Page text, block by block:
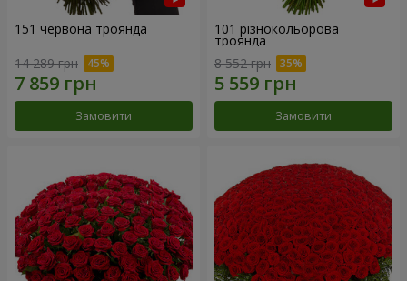
151 червона троянда
14 289 грн
Замовити
101 різнокольорова
троянда
8 552 грн
Замовити